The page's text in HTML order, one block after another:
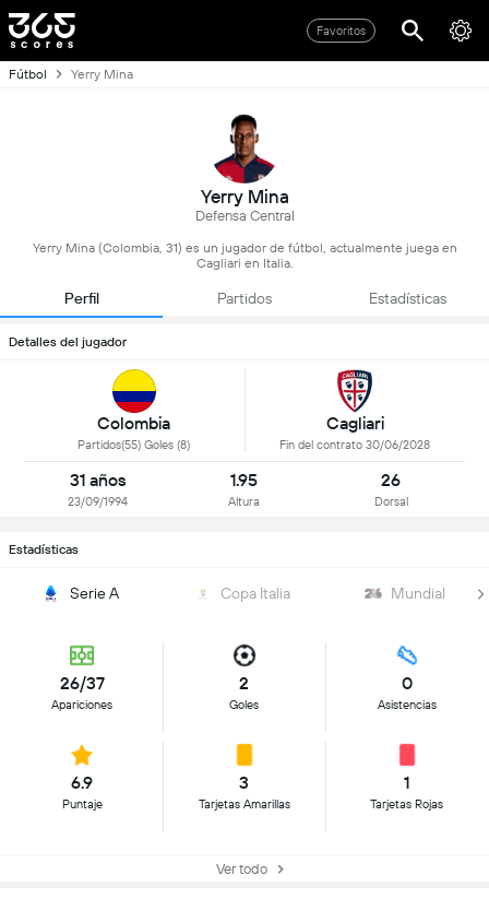
Favoritos
Fútbol Yerry Mina
Yerry Mina
Defensa Central
Yerry Mina (Colombia, 31) es un jugador de fútbol, actualmente juega en
Cagliari en Italia.
Perfil Partidos Estadísticas
Detalles del jugador
Colombia
Partidos(55) Goles (8)
Cagliari
Fin del contrato 30/06/2028
31 años
23/09/1994
1.95
Altura
26
Dorsal
Estadísticas
Serie A Copa Italia Mundial
26/37
Apariciones
2
Goles
0
Asistencias
6.9
Puntaje
3
Tarjetas Amarillas
1
Tarjetas Rojas
Ver todo